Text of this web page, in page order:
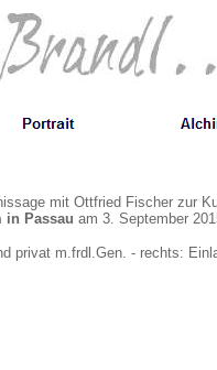
mit Ottfried Fischer zur
in Passau am 3. September
privat m.frdl.Gen. - rechts: